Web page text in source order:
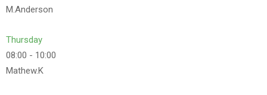
M.Anderson
Thursday
08:00 - 10:00
Mathew.K